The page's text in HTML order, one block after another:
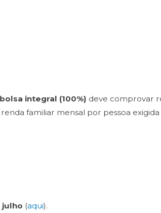
bolsa integral (100%) deve comprovar
renda familiar mensal por pessoa
julho (aqui).